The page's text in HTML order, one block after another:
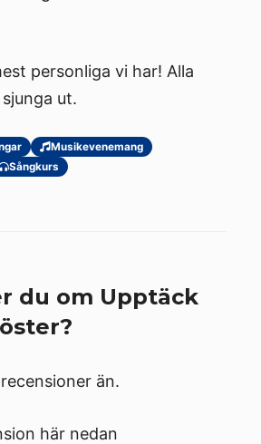
personliga vi har! Alla
ut.
Musikevenemang
Sångkurs
du om Upptäck
än.
här nedan